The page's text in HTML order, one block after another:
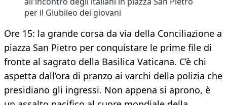
per il Giubileo dei giovani
Ore 15: la grande corsa da via della Conciliazione a
piazza San Pietro per conquistare le prime file di
fronte al sagrato della Basilica Vaticana. C’è chi
aspetta dall’ora di pranzo ai varchi della polizia che
presidiano gli ingressi. Non appena si aprono, è